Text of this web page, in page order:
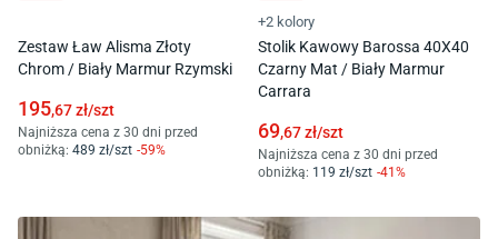
Zestaw Ław Alisma Złoty
Chrom / Biały Marmur Rzymski
195,67zł/szt
Najniższa cena z 30 dni przed
obniżką: 489 zł/szt -59%
+2 kolory
Stolik Kawowy Barossa 40X40
Czarny Mat / Biały Marmur
Carrara
69,67zł/szt
Najniższa cena z 30 dni przed
obniżką: 119 zł/szt -41 %